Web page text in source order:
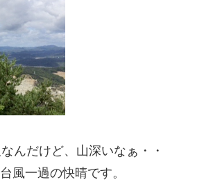
んだけど、山深いなぁ・・
風一過の快晴です。